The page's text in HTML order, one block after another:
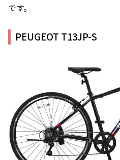
です。
PEUGEOT T13JP-S